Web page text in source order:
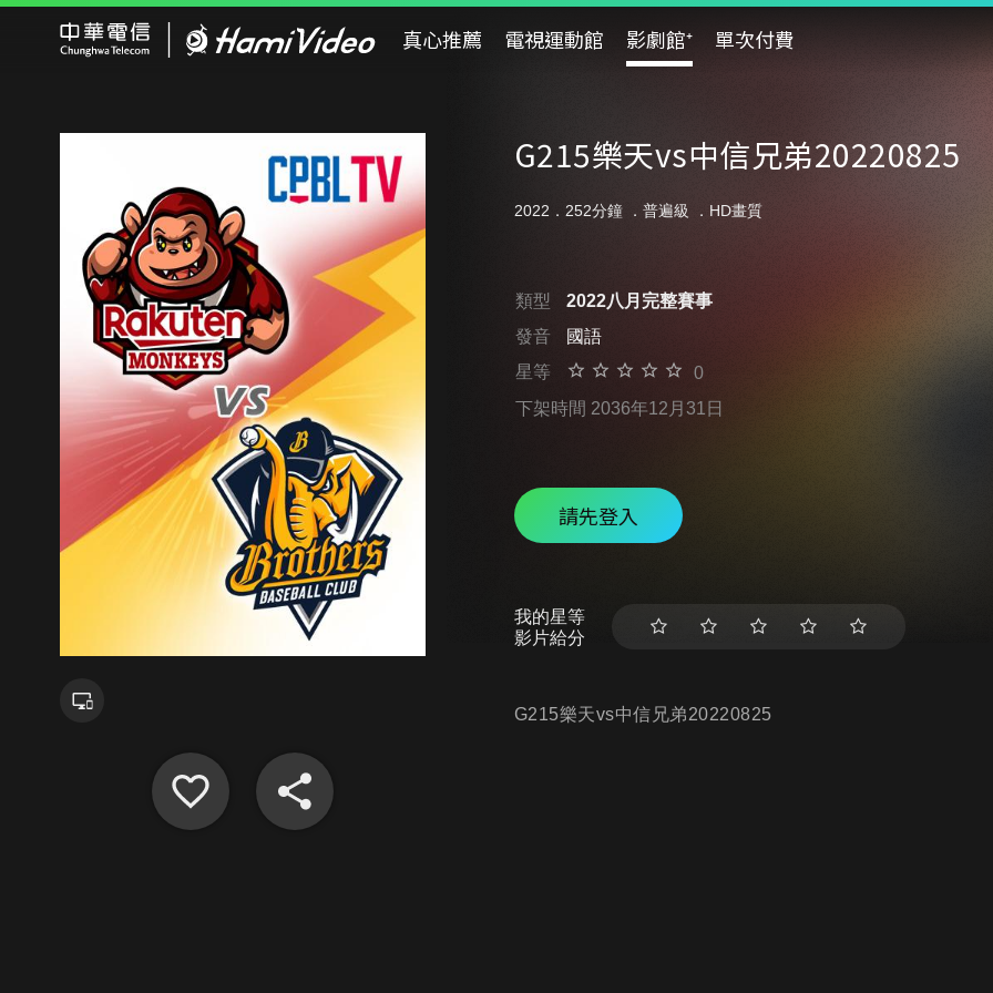
真心推薦 電視運動館 影劇館⁺ 單次付費
G215樂天vs中信兄弟20220825
2022．252分鐘 ． 普遍級 ．HD畫質
類型
2022八月完整賽事
發音
國語
星等
0
下架時間 2036年12月31日
請先登入
我的星等
影片給分
G215樂天vs中信兄弟20220825